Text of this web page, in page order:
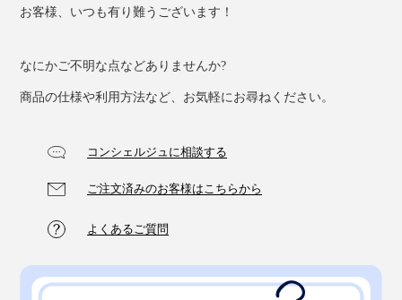
お客様、いつも有り難うございます！
なにかご不明な点などありませんか?
商品の仕様や利用方法など、お気軽にお尋ねください。
コンシェルジュに相談する
ご注文済みのお客様はこちらから
よくあるご質問